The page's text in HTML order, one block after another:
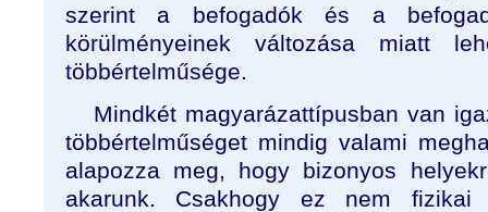
szerint a befogadók és a
körülményeinek változása miatt
többértelműsége.
Mindkét magyarázattípusban van
többértelműséget mindig valami
alapozza meg, hogy bizonyos
akarunk. Csakhogy ez nem